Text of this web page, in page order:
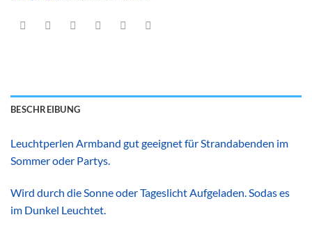
BESCHREIBUNG
Leuchtperlen Armband gut geeignet für Strandabenden im
Sommer oder Partys.
Wird durch die Sonne oder Tageslicht Aufgeladen. Sodas es
im Dunkel Leuchtet.